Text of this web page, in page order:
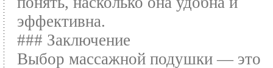
эффективна.
### Заключение
Выбор массажной подушки — это